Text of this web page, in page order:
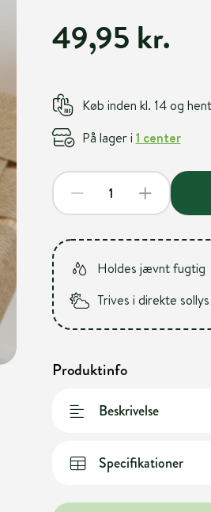
49,95 kr.
Køb inden kl. 14 og
På lager i 1 center
Holdes jævnt fugtig
Trives i direkte
Produktinfo
Beskrivelse
Specifikationer